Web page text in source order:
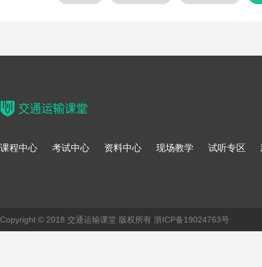
课程中心 考试中心 资料中心 现场教学 试听专区
Copyright © 2018 交通运输课堂 版权所有 浙ICP备19024763号